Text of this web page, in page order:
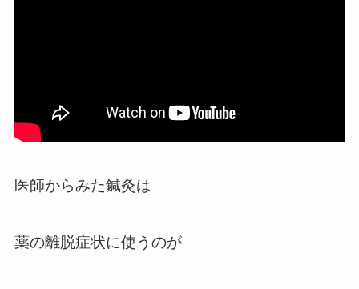
医師からみた鍼灸は
薬の離脱症状に使うのが